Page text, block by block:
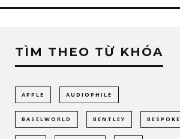
TÌM THEO TỪ KHÓA
APPLE AUDIOPHILE
BASELWORLD BENTLEY BESPOKE